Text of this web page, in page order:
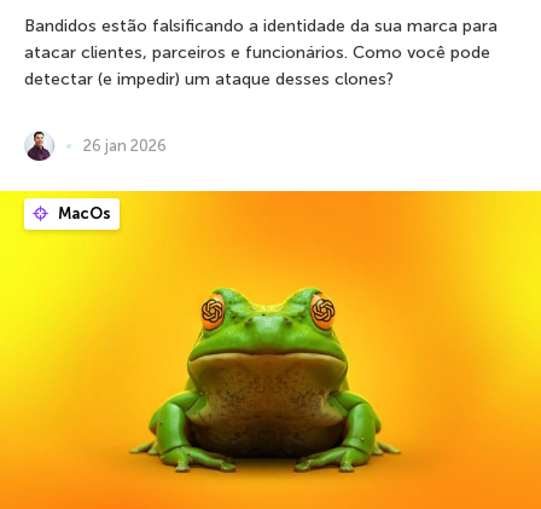
Bandidos estão falsificando a identidade da sua marca para
atacar clientes, parceiros e funcionários. Como você pode
detectar (e impedir) um ataque desses clones?
26 jan 2026
MacOs